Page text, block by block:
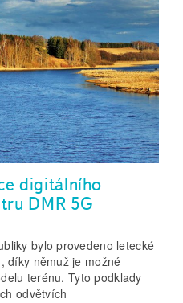
digitálního
DMR 5G
bylo provedeno letecké
díky němuž je možné
terénu. Tyto podklady
odvětvích